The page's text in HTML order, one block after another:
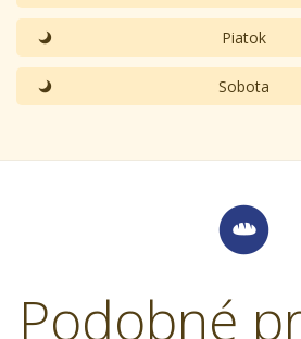
Piatok
Sobota
Podobné